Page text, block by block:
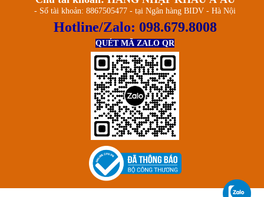
- Số tài khoản: 8867505477 - tại Ngân hàng BIDV - Hà Nội
Hotline/Zalo: 098.679.8008
QUÉT MÃ ZALO QR